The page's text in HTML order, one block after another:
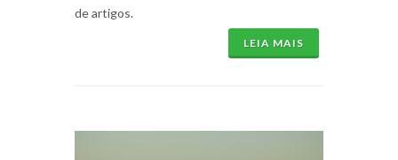
de artigos.
LEIA MAIS